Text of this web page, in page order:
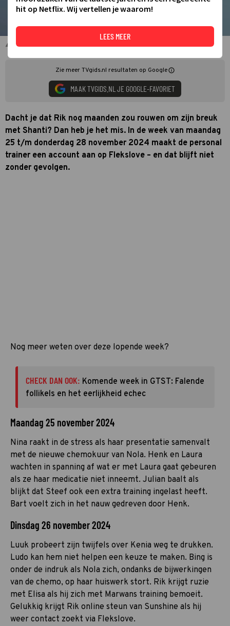
Ferri Somogyi in Goede Tijden, Slechte Tijden
Zie meer TVgids.nl resultaten op Google
MAAK TVGIDS.NL JE GOOGLE-FAVORIET
Dacht je dat Rik nog maanden zou rouwen om zijn breuk
met Shanti? Dan heb je het mis. In de week van maandag
25 t/m donderdag 28 november 2024 maakt de personal
trainer een account aan op Flekslove – en dat blijft niet
zonder gevolgen.
Nog meer weten over deze lopende week?
CHECK DAN OOK: Komende week in GTST: Falende
follikels en het eerlijkheid echec
Maandag 25 november 2024
Nina raakt in de stress als haar presentatie samenvalt
met de nieuwe chemokuur van Nola. Henk en Laura
wachten in spanning af wat er met Laura gaat gebeuren
als ze haar medicatie niet inneemt. Julian baalt als
blijkt dat Steef ook een extra training ingelast heeft.
Bart voelt zich in het nauw gedreven door Henk.
Dinsdag 26 november 2024
Luuk probeert zijn twijfels over Kenia weg te drukken.
Ludo kan hem niet helpen een keuze te maken. Bing is
onder de indruk als Nola zich, ondanks de bijwerkingen
van de chemo, op haar huiswerk stort. Rik krijgt ruzie
met Elisa als hij zich met Marwans training bemoeit.
Gelukkig krijgt Rik online steun van Sunshine als hij
weer contact zoekt via Flekslove.
hit op Netflix. Wij vertellen je waarom!
LEES MEER